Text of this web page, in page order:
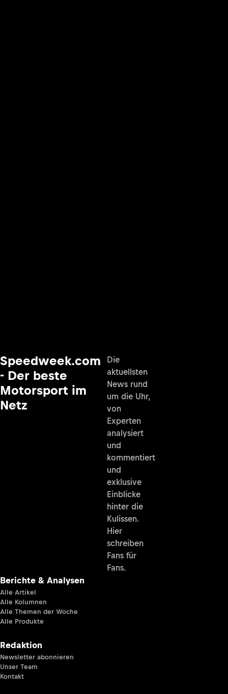
Speedweek.com
- Der beste
Motorsport im
Netz
Die
aktuellsten
News rund
um die Uhr,
von
Experten
analysiert
und
kommentiert
und
exklusive
Einblicke
hinter die
Kulissen.
Hier
schreiben
Fans für
Fans.
Berichte & Analysen
Alle Artikel
Alle Kolumnen
Alle Themen der Woche
Alle Produkte
Redaktion
Newsletter abonnieren
Unser Team
Kontakt